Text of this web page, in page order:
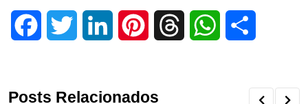
a
Posts Relacionados